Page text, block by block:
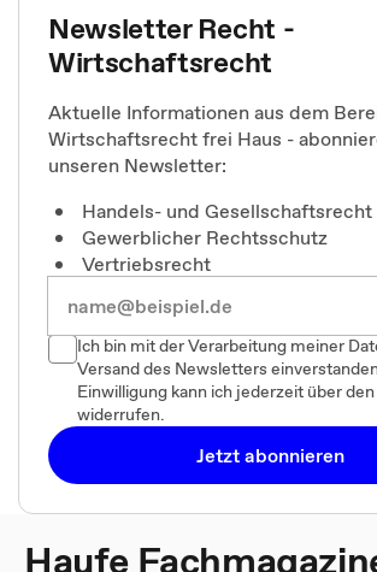
Newsletter Recht -
Wirtschaftsrecht
Aktuelle Informationen aus dem
Wirtschaftsrecht frei Haus -
unseren Newsletter:
Handels- und Gesellschaftsrecht
Gewerblicher Rechtsschutz
Vertriebsrecht
Ich bin mit der Verarbeitung meiner
Versand des Newsletters
Einwilligung kann ich jederzeit über
widerrufen.
Jetzt abonnieren
Haufe